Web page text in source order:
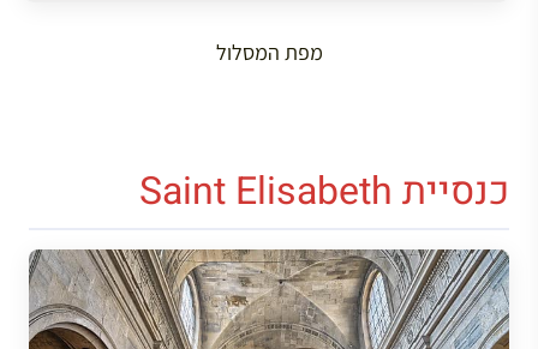
מפת המסלול
כנסיית Saint Elisabeth